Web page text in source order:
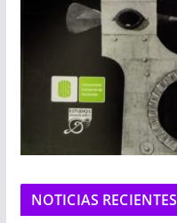
NOTICIAS RECIENTES